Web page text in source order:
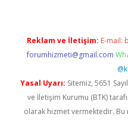
Reklam ve İletişim: E-mail:
forumhizmeti@gmail.com
Yasal Uyarı: Sitemiz, 5651
ve İletişim Kurumu (BTK)
olarak hizmet vermektedir.